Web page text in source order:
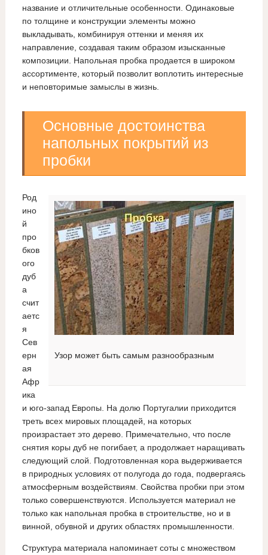
название и отличительные особенности. Одинаковые
по толщине и конструкции элементы можно
выкладывать, комбинируя оттенки и меняя их
направление, создавая таким образом изысканные
композиции. Напольная пробка продается в широком
ассортименте, который позволит воплотить интересные
и неповторимые замыслы в жизнь.
Основные достоинства
напольных покрытий из
пробки
Узор может быть самым разнообразным
Род
ино
й
про
бков
ого
дуб
а
счит
аетс
я
Сев
ерн
ая
Афр
ика
и юго-запад Европы. На долю Португалии приходится
треть всех мировых площадей, на которых
произрастает это дерево. Примечательно, что после
снятия коры дуб не погибает, а продолжает наращивать
следующий слой. Подготовленная кора выдерживается
в природных условиях от полугода до года, подвергаясь
атмосферным воздействиям. Свойства пробки при этом
только совершенствуются. Используется материал не
только как напольная пробка в строительстве, но и в
винной, обувной и других областях промышленности.
Структура материала напоминает соты с множеством